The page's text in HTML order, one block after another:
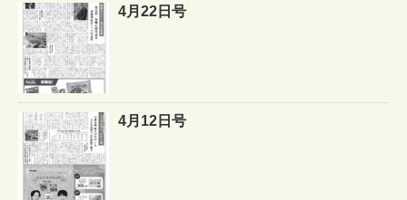
4月22日号
4月12日号